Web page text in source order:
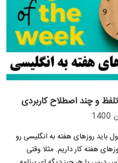
و چند اصطلاح کاربردی
باید روزهای هفته به انگلیسی رو
هفته کار داریم. مثلا وقتی